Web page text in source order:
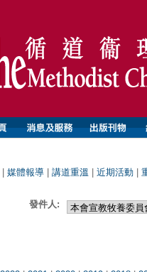
媒體報導 講道重溫 近期活動
發件人: